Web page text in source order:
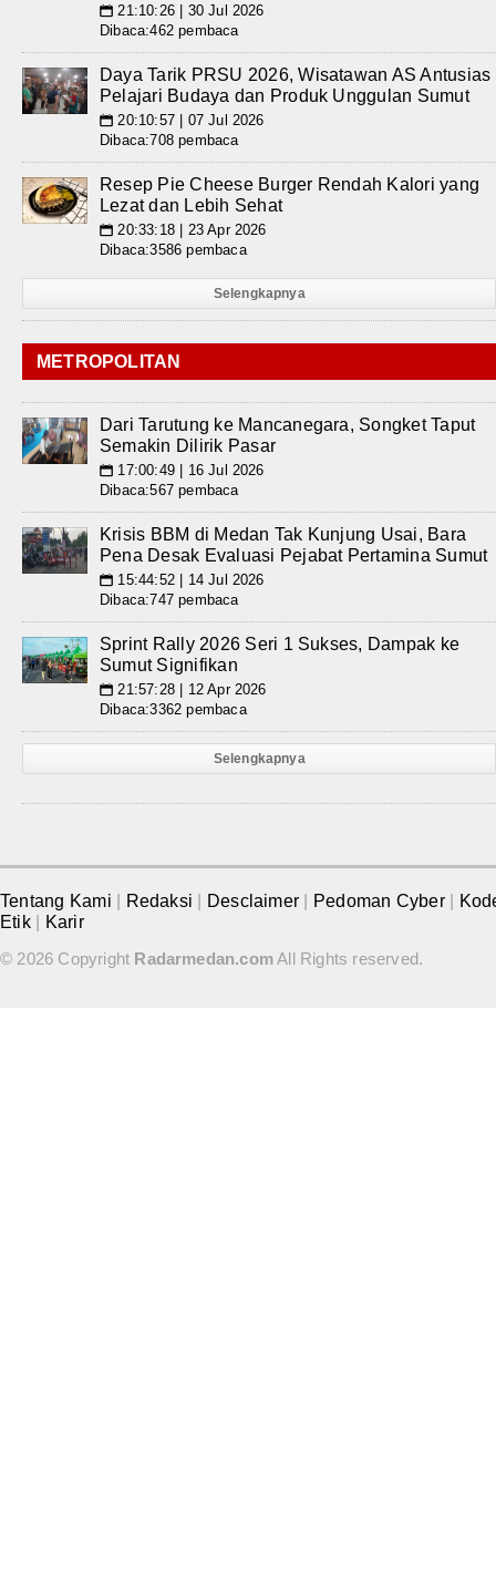
📅 21:10:26 | 30 Jul 2026
Dibaca:462 pembaca
Daya Tarik PRSU 2026, Wisatawan AS Antusias
Pelajari Budaya dan Produk Unggulan Sumut
📅 20:10:57 | 07 Jul 2026
Dibaca:708 pembaca
Resep Pie Cheese Burger Rendah Kalori yang
Lezat dan Lebih Sehat
📅 20:33:18 | 23 Apr 2026
Dibaca:3586 pembaca
Selengkapnya
METROPOLITAN
Dari Tarutung ke Mancanegara, Songket Taput
Semakin Dilirik Pasar
📅 17:00:49 | 16 Jul 2026
Dibaca:567 pembaca
Krisis BBM di Medan Tak Kunjung Usai, Bara
Pena Desak Evaluasi Pejabat Pertamina Sumut
📅 15:44:52 | 14 Jul 2026
Dibaca:747 pembaca
Sprint Rally 2026 Seri 1 Sukses, Dampak ke
Sumut Signifikan
📅 21:57:28 | 12 Apr 2026
Dibaca:3362 pembaca
Selengkapnya
Tentang Kami Redaksi Desclaimer Pedoman Cyber
Etik
Karir
© 2026 Copyright Radarmedan.comAll Rights reserved.